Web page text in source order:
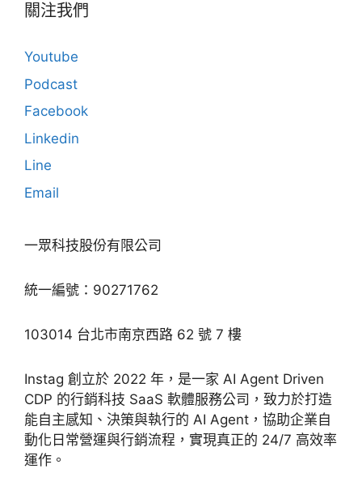
關注我們
Youtube
Podcast
Facebook
Linkedin
Line
Email
一眾科技股份有限公司
統一編號：90271762
103014 台北市南京西路 62 號 7 樓
Instag 創立於 2022 年，是一家 AI Agent Driven
CDP 的行銷科技 SaaS 軟體服務公司，致力於打造
能自主感知、決策與執行的 AI Agent，協助企業自
動化日常營運與行銷流程，實現真正的 24/7 高效率
運作。